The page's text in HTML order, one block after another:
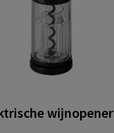
wijnopener